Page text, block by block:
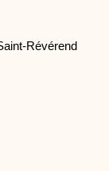
Révérend